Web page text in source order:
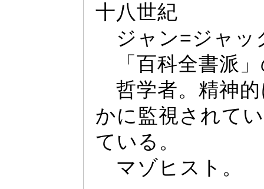
十八世紀
ジ ャ ン=ジ ャ ッ
「百科全書派」
哲学者。精神的
かに監視されて
ている。
マゾヒスト。